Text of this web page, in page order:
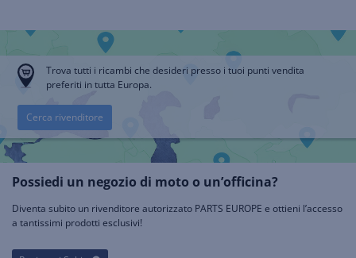
Trova tutti i ricambi che desideri presso i tuoi punti vendita
preferiti in tutta Europa.
Cerca rivenditore
Possiedi un negozio di moto o un’officina?
Diventa subito un rivenditore autorizzato PARTS EUROPE e ottieni l’accesso
a tantissimi prodotti esclusivi!